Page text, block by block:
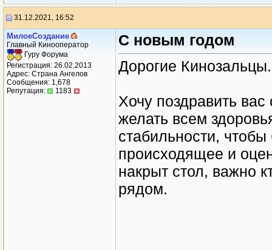
31.12.2021, 16:52
МилоеСоздание
Главный Кинооператор
Гуру Форума
Регистрация: 26.02.2013
Адрес: Страна Ангелов
Сообщения: 1,678
Репутация:
1183
С новым годом
Дорогие Кинозальцы.
Хочу поздравить
желать всем
стабильности,
происходящее и
накрыт стол, важно
рядом.